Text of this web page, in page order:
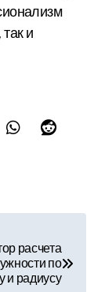
и
расчета
по
и радиусу